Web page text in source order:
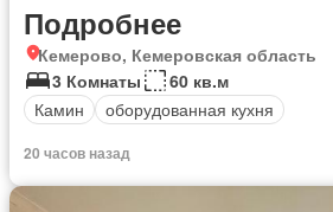
Подробнее
Кемерово, Кемеровская область
3 Комнаты
60 кв.м
Камин
оборудованная кухня
20 часов назад